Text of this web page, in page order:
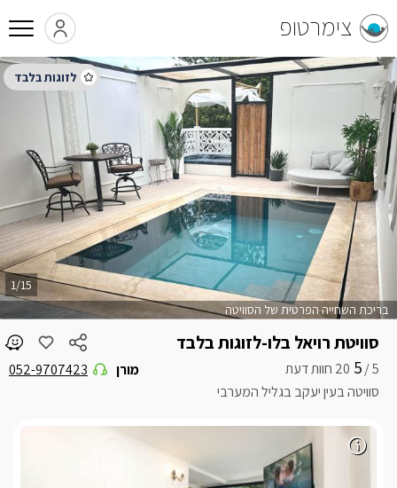
צימרטופ
סוויטת רויאל בלו-לזוגות בלבד
5 /
5
סוויטה בעין יעקב בגליל המערבי
מורן 052-9707423
בריכת השחייה הפרטית של הסוויטה
1/15